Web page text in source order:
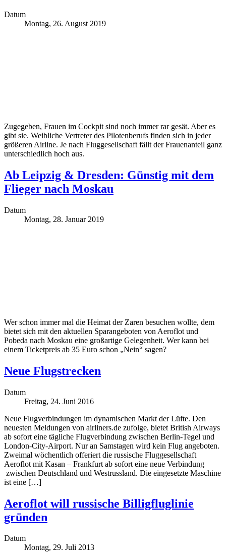
Datum
Montag, 26. August 2019
Zugegeben, Frauen im Cockpit sind noch immer rar gesät. Aber es
gibt sie. Weibliche Vertreter des Pilotenberufs finden sich in jeder
größeren Airline. Je nach Fluggesellschaft fällt der Frauenanteil ganz
unterschiedlich hoch aus.
Ab Leipzig & Dresden: Günstig mit dem
Flieger nach Moskau
Datum
Montag, 28. Januar 2019
Wer schon immer mal die Heimat der Zaren besuchen wollte, dem
bietet sich mit den aktuellen Sparangeboten von Aeroflot und
Pobeda nach Moskau eine großartige Gelegenheit. Wer kann bei
einem Ticketpreis ab 35 Euro schon „Nein“ sagen?
Neue Flugstrecken
Datum
Freitag, 24. Juni 2016
Neue Flugverbindungen im dynamischen Markt der Lüfte. Den
neuesten Meldungen von airliners.de zufolge, bietet British Airways
ab sofort eine tägliche Flugverbindung zwischen Berlin-Tegel und
London-City-Airport. Nur an Samstagen wird kein Flug angeboten.
Zweimal wöchentlich offeriert die russische Fluggesellschaft
Aeroflot mit Kasan – Frankfurt ab sofort eine neue Verbindung
zwischen Deutschland und Westrussland. Die eingesetzte Maschine
ist eine […]
Aeroflot will russische Billigfluglinie
gründen
Datum
Montag, 29. Juli 2013